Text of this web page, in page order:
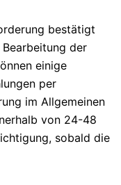
bestätigt
der
einige
per
im Allgemeinen
von 24-48
sobald die